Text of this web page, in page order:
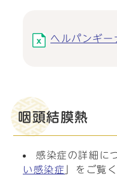
ヘルパンギ
咽頭結膜熱
感染症の詳細に
い感染症 」をご覧